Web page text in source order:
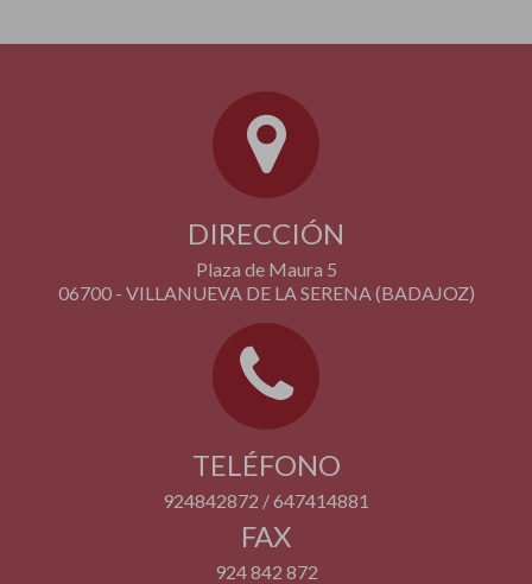
DIRECCIÓN
Plaza de Maura 5
06700 - VILLANUEVA DE LA SERENA (BADAJOZ)
TELÉFONO
924842872 / 647414881
FAX
924 842 872